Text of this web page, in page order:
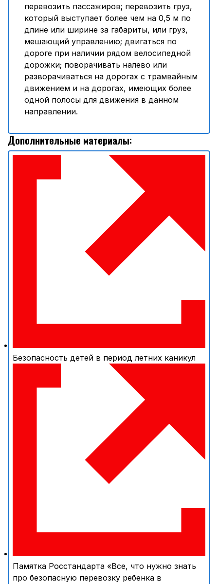
перевозить пассажиров; перевозить груз,
который выступает более чем на 0,5 м по
длине или ширине за габариты, или груз,
мешающий управлению; двигаться по
дороге при наличии рядом велосипедной
дорожки; поворачивать налево или
разворачиваться на дорогах с трамвайным
движением и на дорогах, имеющих более
одной полосы для движения в данном
направлении.
Дополнительные материалы:
Безопасность детей в период летних каникул
Памятка Росстандарта «Все, что нужно знать
про безопасную перевозку ребенка в